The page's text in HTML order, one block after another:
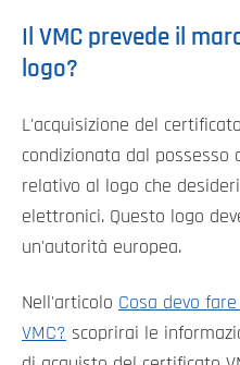
Il VMC prevede il
logo?
L'acquisizione del
condizionata dal
relativo al logo che
elettronici. Questo logo
un'autorità europea.
Nell'articolo Cosa devo
VMC? scoprirai le